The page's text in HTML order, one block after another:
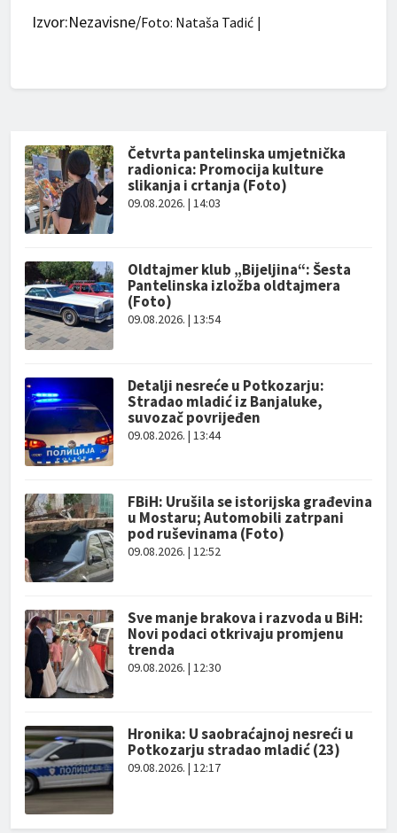
Izvor:Nezavisne/Foto: Nataša Tadić |
Četvrta pantelinska umjetnička
radionica: Promocija kulture
slikanja i crtanja (Foto)
09.08.2026. | 14:03
Oldtajmer klub „Bijeljina“: Šesta
Pantelinska izložba oldtajmera
(Foto)
09.08.2026. | 13:54
Detalji nesreće u Potkozarju:
Stradao mladić iz Banjaluke,
suvozač povrijeđen
09.08.2026. | 13:44
FBiH: Urušila se istorijska građevina
u Mostaru; Automobili zatrpani
pod ruševinama (Foto)
09.08.2026. | 12:52
Sve manje brakova i razvoda u BiH:
Novi podaci otkrivaju promjenu
trenda
09.08.2026. | 12:30
Hronika: U saobraćajnoj nesreći u
Potkozarju stradao mladić (23)
09.08.2026. | 12:17